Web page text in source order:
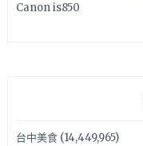
Canon is850
台中美食(14,449,965)